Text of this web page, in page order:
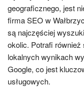
geograficznego, jest
firma SEO w
są najczęściej
okolic. Potrafi
lokalnych wynikach
Google, co jest
usługowych.